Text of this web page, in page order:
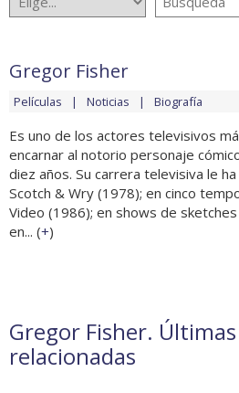
Gregor Fisher
Películas Noticias Biografía
Es uno de los actores televisivos
encarnar al notorio personaje
diez años. Su carrera televisiva le
Scotch & Wry (1978); en cinco
Video (1986); en shows de
en... (+)
Gregor Fisher.
relacionadas